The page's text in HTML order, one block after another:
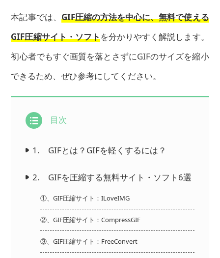
本記事では、 GIF圧縮の方法を中心に、無料で使える
GIF圧縮サイト・ソフトを分かりやすく解説します。
初心者でもすぐ画質を落とさずにGIFのサイズを縮小
できるため、ぜひ参考にしてください。
目次
1. GIFとは？GIFを軽くするには？
2. GIFを圧縮する無料サイト・ソフト6選
①、GIF圧縮サイト：ILoveIMG
②、GIF圧縮サイト：CompressGIF
③、GIF圧縮サイト：FreeConvert